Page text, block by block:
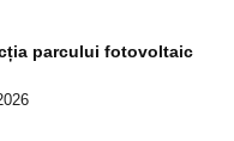
parcului fotovoltaic